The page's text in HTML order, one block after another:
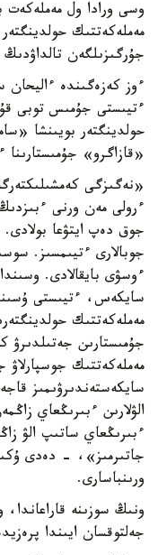
وسى ورادا ول مەملەكەت
مەملەكەتتىك
جۇرگىزىلگەن
ءوز كەزەگىندە ءاليحان
ءتيىستى جۇمىس توبى
حولدينگتەر بويىنشا
«قازاگرو»
«نەگىزگى
ءرولى مەن ورنى
جوق دەپ ايتۋعا
جوبالارى ءتيىمسىز.
ءوسۋى بايقالادى.
سايكەس، ءتيىستى
مەملەكەتتىك
جۇمىستارىن جەتىلدىرۋ
مەملەكەتتىك
سايكەستەندىرۋىمىز
الۋلارىن ءبىرىڭعاي
ءبىرىڭعاي ساتىپ الۋ
جاتىرمىز»، - دەدى
ورىنباسارى.
ونىڭ سوزىنە قاراعاندا،
جەلتوقسان ايىندا